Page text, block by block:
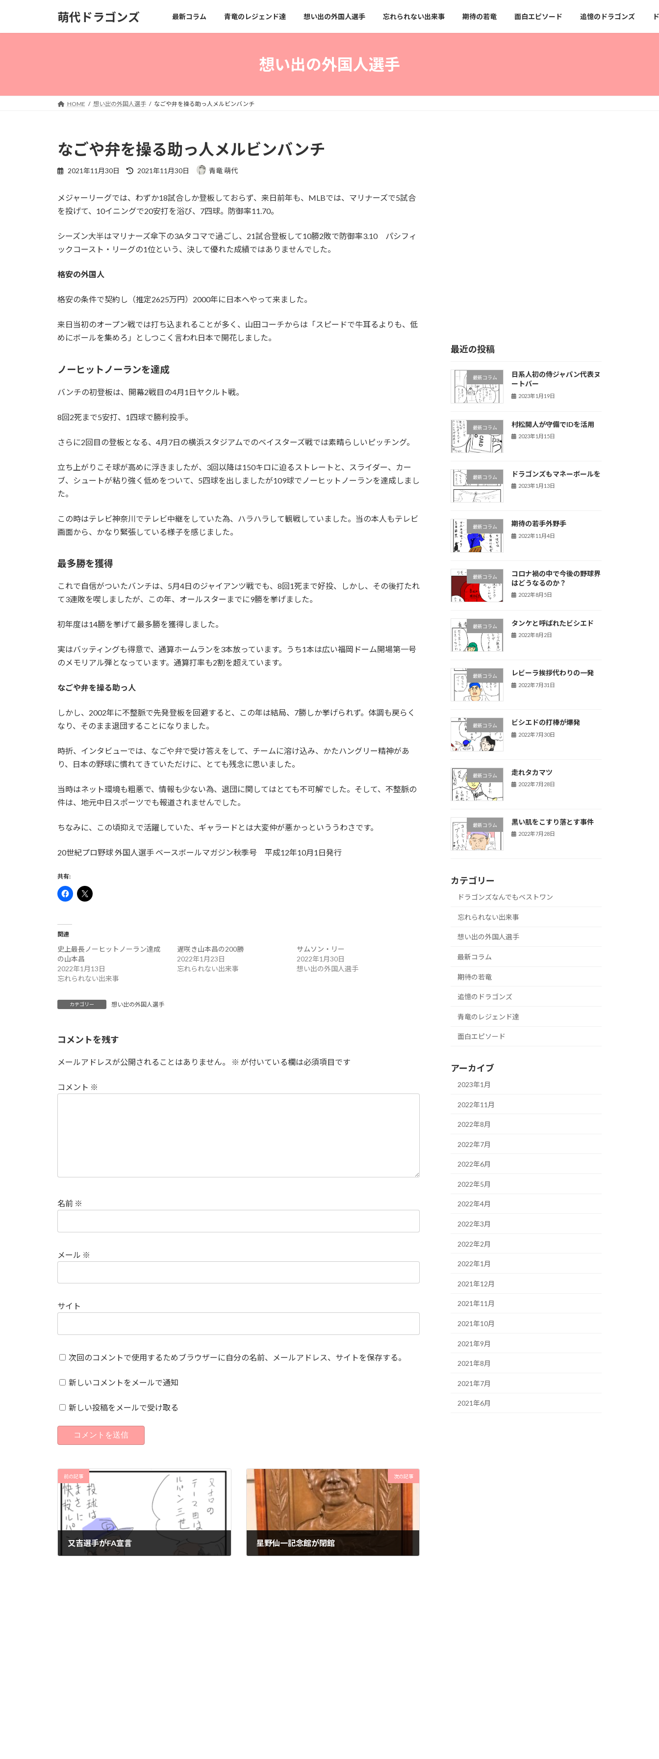
萌代ドラゴンズ 最新コラム 青竜のレジェンド達 想い出の外国人選手 忘れられない出来事 期待の若竜 面白エピソード 追憶のドラゴンズ
想い出の外国人選手
HOME 想い出の外国人選手 なごや弁を操る助っ人メルビンバンチ
なごや弁を操る助っ人メルビンバンチ
2021年11月30日
最
新
日
2021年11月30日 青竜 萌代
メジャーリーグでは、わずか18試合しか登板しておらず、来日前年も、MLBでは、マリナーズで5試合
を投げて、10イニングで20安打を浴び、7四球。防御率11.70。
シーズン大半はマリナーズ傘下の3Aタコマで過ごし、21試合登板して10勝2敗で防御率3.10 パシフィ
ックコースト・リーグの1位という、決して優れた成績ではありませんでした。
格安の外国人
格安の条件で契約し（推定2625万円）2000年に日本へやって来ました。
来日当初のオープン戦では打ち込まれることが多く、山田コーチからは「スピードで牛耳るよりも、低
めにボールを集めろ」としつこく言われ日本で開花しました。
ノーヒットノーランを達成
バンチの初登板は、開幕2戦目の4月1日ヤクルト戦。
8回2死まで5安打、1四球で勝利投手。
さらに2回目の登板となる、4月7日の横浜スタジアムでのベイスターズ戦では素晴らしいピッチング。
立ち上がりこそ球が高めに浮きましたが、3回以降は150キロに迫るストレートと、スライダー、カー
ブ、シュートが粘り強く低めをついて、5四球を出しましたが109球でノーヒットノーランを達成しまし
た。
この時はテレビ神奈川でテレビ中継をしていた為、ハラハラして観戦していました。当の本人もテレビ
画面から、かなり緊張している様子を感じました。
最多勝を獲得
これで自信がついたバンチは、5月4日のジャイアンツ戦でも、8回1死まで好投、しかし、その後打たれ
て3連敗を喫しましたが、この年、オールスターまでに9勝を挙げました。
初年度は14勝を挙げて最多勝を獲得しました。
実はバッティングも得意で、通算ホームランを3本放っています。うち1本は広い福岡ドーム開場第一号
のメモリアル弾となっています。通算打率も2割を超えています。
なごや弁を操る助っ人
しかし、2002年に不整脈で先発登板を回避すると、この年は結局、7勝しか挙げられず。体調も戻らく
なり、そのまま退団することになりました。
時折、インタビューでは、なごや弁で受け答えをして、チームに溶け込み、かたハングリー精神があ
り、日本の野球に慣れてきていただけに、とても残念に思いました。
当時はネット環境も粗悪で、情報も少ない為、退団に関してはとても不可解でした。そして、不整脈の
件は、地元中日スポーツでも報道されませんでした。
ちなみに、この頃抑えで活躍していた、ギャラードとは大変仲が悪かっといううわさです。
20世紀プロ野球 外国人選手 ベースボールマガジン秋季号 平成12年10月1日発行
共有:
関連
史上最長ノーヒットノーラン達成
の山本昌
2022年1月13日
忘れられない出来事
遅咲き山本昌の200勝
2022年1月23日
忘れられない出来事
サムソン・リー
2022年1月30日
想い出の外国人選手
カテゴリー 想い出の外国人選手
コメントを残す
メールアドレスが公開されることはありません。 ※ が付いている欄は必須項目です
コメント ※
名前 ※
メール ※
サイト
次回のコメントで使用するためブラウザーに自分の名前、メールアドレス、サイトを保存する。
新しいコメントをメールで通知
新しい投稿をメールで受け取る
前の記事
又吉選手がFA宣言
次の記事
星野仙一記念館が閉館
最近の投稿
最新コラム
日系人初の侍ジャパン代表ヌ
ートバー
2023年1月19日
最新コラム 村松開人が守備でIDを活用
2023年1月15日
最新コラム ドラゴンズもマネーボールを
2023年1月13日
最新コラム 期待の若手外野手
2022年11月4日
最新コラム
コロナ禍の中で今後の野球界
はどうなるのか？
2022年8月5日
最新コラム タンケと呼ばれたビシエド
2022年8月2日
最新コラム レビーラ挨拶代わりの一発
2022年7月31日
最新コラム ビシエドの打棒が爆発
2022年7月30日
最新コラム 走れタカマツ
2022年7月28日
最新コラム 黒い肌をこすり落とす事件
2022年7月28日
カテゴリー
ドラゴンズなんでもベストワン
忘れられない出来事
想い出の外国人選手
最新コラム
期待の若竜
追憶のドラゴンズ
青竜のレジェンド達
面白エピソード
アーカイブ
2023年1月
2022年11月
2022年8月
2022年7月
2022年6月
2022年5月
2022年4月
2022年3月
2022年2月
2022年1月
2021年12月
2021年11月
2021年10月
2021年9月
2021年8月
2021年7月
2021年6月